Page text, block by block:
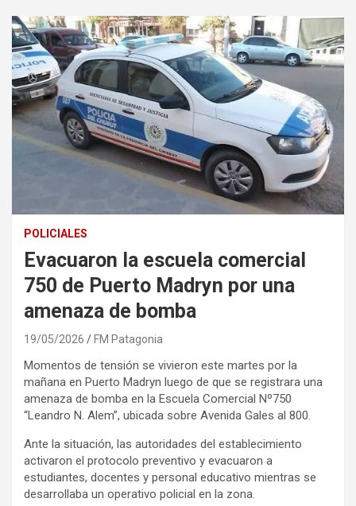
POLICIALES
Evacuaron la escuela comercial
750 de Puerto Madryn por una
amenaza de bomba
19/05/2026 FM Patagonia
Momentos de tensión se vivieron este martes por la
mañana en Puerto Madryn luego de que se registrara una
amenaza de bomba en la Escuela Comercial Nº750
“Leandro N. Alem”, ubicada sobre Avenida Gales al 800.
Ante la situación, las autoridades del establecimiento
activaron el protocolo preventivo y evacuaron a
estudiantes, docentes y personal educativo mientras se
desarrollaba un operativo policial en la zona.